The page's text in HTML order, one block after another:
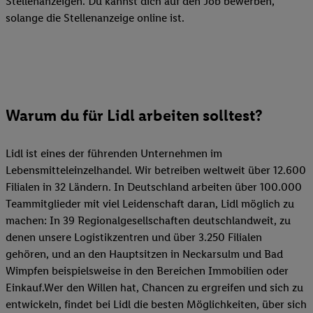
solange die Stellenanzeige online ist.
Warum du für Lidl arbeiten solltest?
Lidl ist eines der führenden Unternehmen im
Lebensmitteleinzelhandel. Wir betreiben weltweit über 12.600
Filialen in 32 Ländern. In Deutschland arbeiten über 100.000
Teammitglieder mit viel Leidenschaft daran, Lidl möglich zu
machen: In 39 Regionalgesellschaften deutschlandweit, zu
denen unsere Logistikzentren und über 3.250 Filialen
gehören, und an den Hauptsitzen in Neckarsulm und Bad
Wimpfen beispielsweise in den Bereichen Immobilien oder
Einkauf.Wer den Willen hat, Chancen zu ergreifen und sich zu
entwickeln, findet bei Lidl die besten Möglichkeiten, über sich